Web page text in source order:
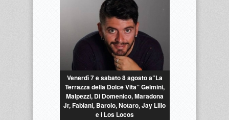
Venerdì 7 e sabato 8 agosto a”La
Terrazza della Dolce Vita” Gelmini,
Malpezzi, Di Domenico, Maradona
Jr, Fabiani, Barolo, Notaro, Jay Lillo
e i Los Locos